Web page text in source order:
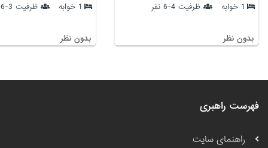
1 خوابه ظرفیت 4-6 نفر
بدون نظر
1 خوابه ظرفیت 3-6 نفر
بدون نظر
فهرست راهبری
راهنمای سایت